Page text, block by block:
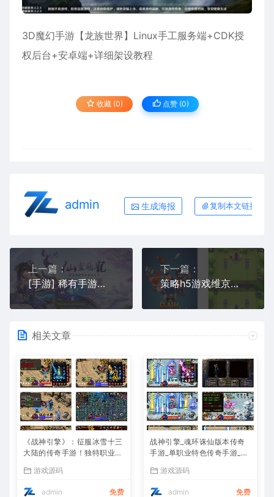
3D魔幻手游【龙族世界】Linux手工服务端+CDK授
权后台+安卓端+详细架设教程
收藏 (0) 点赞 (0)
admin 生成海报 复制本文链接
上一篇：
[手游] 稀有手游童话梦手工端 御姐萝莉应有尽有漂亮时装穿不够
下一篇：
策略h5游戏维京战争 上传即用的html游戏
相关文章
《战神引擎》：征服冰雪十三
大陆的传奇手游！独特职业、
攻略游戏源码
admin 免费
战神引擎_魂环诛仙版本传奇
手游_单职业特色传奇手游_Wi
游戏源码
admin 免费